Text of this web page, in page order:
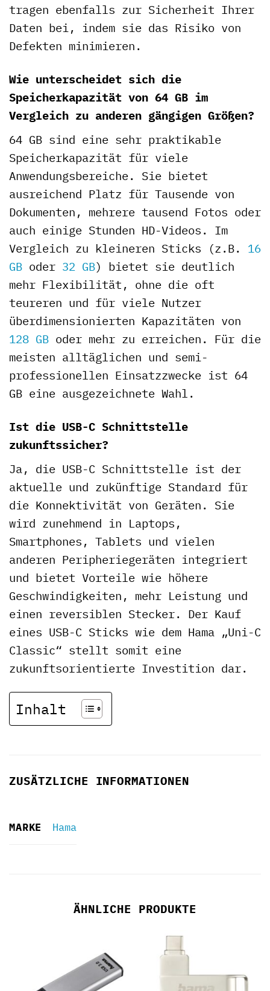
tragen ebenfalls zur Sicherheit Ihrer
Daten bei, indem sie das Risiko von
Defekten minimieren.
Wie unterscheidet sich die
Speicherkapazität von 64 GB im
Vergleich zu anderen gängigen Größen?
64 GB sind eine sehr praktikable
Speicherkapazität für viele
Anwendungsbereiche. Sie bietet
ausreichend Platz für Tausende von
Dokumenten, mehrere tausend Fotos oder
auch einige Stunden HD-Videos. Im
Vergleich zu kleineren Sticks (z.B. 16
GB oder 32 GB) bietet sie deutlich
mehr Flexibilität, ohne die oft
teureren und für viele Nutzer
überdimensionierten Kapazitäten von
128 GB oder mehr zu erreichen. Für die
meisten alltäglichen und semi-
professionellen Einsatzzwecke ist 64
GB eine ausgezeichnete Wahl.
Ist die USB-C Schnittstelle
zukunftssicher?
Ja, die USB-C Schnittstelle ist der
aktuelle und zukünftige Standard für
die Konnektivität von Geräten. Sie
wird zunehmend in Laptops,
Smartphones, Tablets und vielen
anderen Peripheriegeräten integriert
und bietet Vorteile wie höhere
Geschwindigkeiten, mehr Leistung und
einen reversiblen Stecker. Der Kauf
eines USB-C Sticks wie dem Hama „Uni-C
Classic“ stellt somit eine
zukunftsorientierte Investition dar.
Inhalt
ZUSÄTZLICHE INFORMATIONEN
MARKE Hama
ÄHNLICHE PRODUKTE